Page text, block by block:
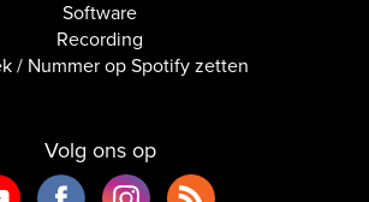
Software
Recording
/ Nummer op Spotify zetten
Volg ons op